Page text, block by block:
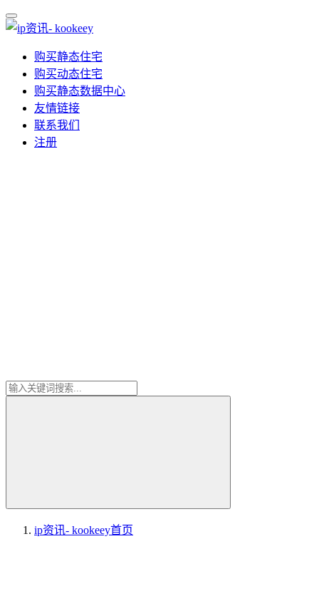
购买静态住宅
购买动态住宅
购买静态数据中心
友情链接
联系我们
注册
ip资讯- kookeey首页